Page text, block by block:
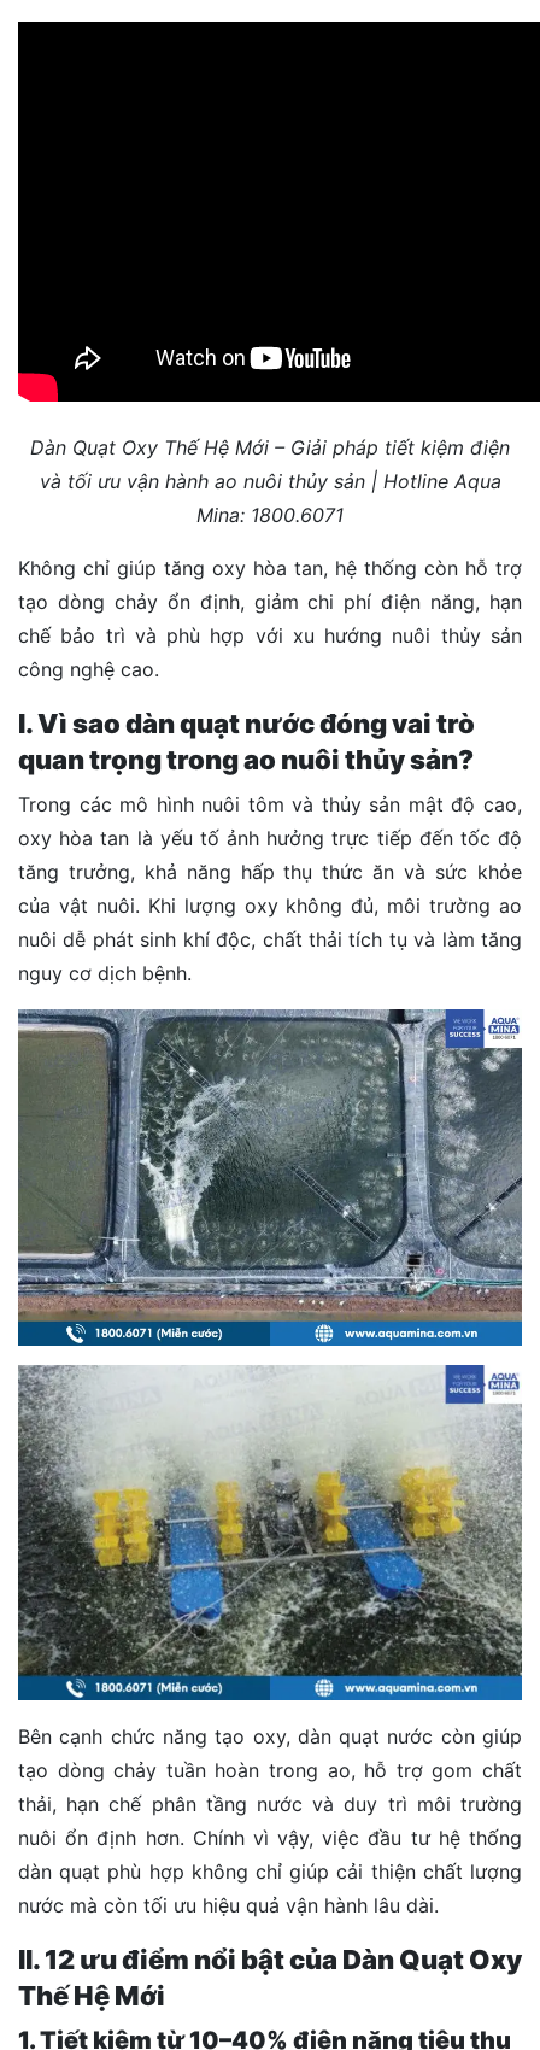
Dàn Quạt Oxy Thế Hệ Mới – Giải pháp tiết kiệm điện
và tối ưu vận hành ao nuôi thủy sản | Hotline Aqua
Mina: 1800.6071
Không chỉ giúp tăng oxy hòa tan, hệ thống còn hỗ trợ
tạo dòng chảy ổn định, giảm chi phí điện năng, hạn
chế bảo trì và phù hợp với xu hướng nuôi thủy sản
công nghệ cao.
I. Vì sao dàn quạt nước đóng vai trò
quan trọng trong ao nuôi thủy sản?
Trong các mô hình nuôi tôm và thủy sản mật độ cao,
oxy hòa tan là yếu tố ảnh hưởng trực tiếp đến tốc độ
tăng trưởng, khả năng hấp thụ thức ăn và sức khỏe
của vật nuôi. Khi lượng oxy không đủ, môi trường ao
nuôi dễ phát sinh khí độc, chất thải tích tụ và làm tăng
nguy cơ dịch bệnh.
Bên cạnh chức năng tạo oxy, dàn quạt nước còn giúp
tạo dòng chảy tuần hoàn trong ao, hỗ trợ gom chất
thải, hạn chế phân tầng nước và duy trì môi trường
nuôi ổn định hơn. Chính vì vậy, việc đầu tư hệ thống
dàn quạt phù hợp không chỉ giúp cải thiện chất lượng
nước mà còn tối ưu hiệu quả vận hành lâu dài.
II.12 ưu điểm nổi bật của Dàn Quạt Oxy
Thế Hệ Mới
1. Tiết kiệm từ 10–40% điện năng tiêu thụ